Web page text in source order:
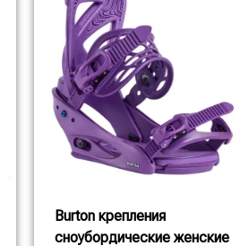
Burton крепления
сноубордические женские